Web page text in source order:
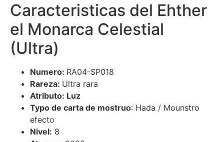
Caracteristicas del Ehther
el Monarca Celestial
(Ultra)
Numero: RA04-SP018
Rareza: Ultra rara
Atributo: Luz
Typo de carta de mostruo: Hada / Mounstro
efecto
Nivel: 8